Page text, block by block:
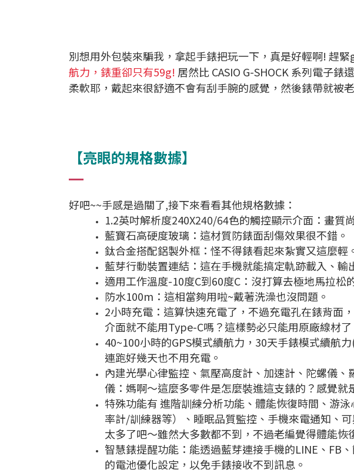
別想用外包裝來騙我，拿起手錶把玩一下，真是好輕啊! 趕
航力，錶重卻只有59g! 居然比 CASIO G-SHOCK 系列電子
柔軟耶，戴起來很舒適不會有刮手腕的感覺，然後錶帶就被
【亮眼的規格數據】
好吧~~手感是過關了,接下來看看其他規格數據：
1.2英吋解析度240X240/64色的觸控顯示介面：畫質
藍寶石高硬度玻璃：這材質防錶面刮傷效果很不錯。
鈦合金搭配鋁製外框：怪不得錶看起來紮實又這麼輕
藍芽行動裝置連結：這在手機就能搞定軌跡載入、輸
適用工作溫度-10度C到60度C：沒打算去極地馬拉松
防水100m：這相當夠用啦~戴著洗澡也沒問題。
2小時充電：這算快速充電了，不過充電孔在錶背面
介面就不能用Type-C嗎？這樣勢必只能用原廠線材了
40~100小時的GPS模式續航力，30天手錶模式續航
連跑好幾天也不用充電。
內建光學心律監控、氣壓高度計、加速計、陀螺儀
儀：媽啊～這麼多零件是怎麼裝進這支錶的？感覺就
特殊功能有 進階訓練分析功能、體能恢復時間、游
率計/訓練器等）、睡眠品質監控、手機來電通知、
太多了吧～雖然大多數都不到，不過老編覺得體能恢
智慧錶提醒功能：能透過藍芽連接手機的LINE、FB
的電池優化設定，以免手錶接收不到訊息。